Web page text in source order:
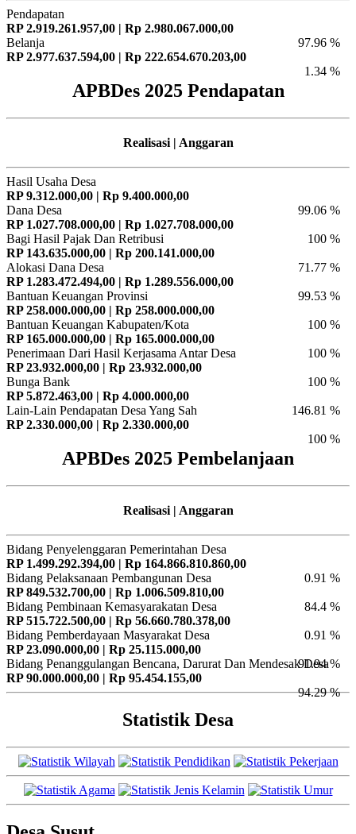
Pendapatan
RP 2.919.261.957,00 | Rp 2.980.067.000,00
97.96 %
Belanja
RP 2.977.637.594,00 | Rp 222.654.670.203,00
1.34 %
APBDes 2025 Pendapatan
Realisasi | Anggaran
Hasil Usaha Desa
RP 9.312.000,00 | Rp 9.400.000,00
99.06 %
Dana Desa
RP 1.027.708.000,00 | Rp 1.027.708.000,00
100 %
Bagi Hasil Pajak Dan Retribusi
RP 143.635.000,00 | Rp 200.141.000,00
71.77 %
Alokasi Dana Desa
RP 1.283.472.494,00 | Rp 1.289.556.000,00
99.53 %
Bantuan Keuangan Provinsi
RP 258.000.000,00 | Rp 258.000.000,00
100 %
Bantuan Keuangan Kabupaten/Kota
RP 165.000.000,00 | Rp 165.000.000,00
100 %
Penerimaan Dari Hasil Kerjasama Antar Desa
RP 23.932.000,00 | Rp 23.932.000,00
100 %
Bunga Bank
RP 5.872.463,00 | Rp 4.000.000,00
146.81 %
Lain-Lain Pendapatan Desa Yang Sah
RP 2.330.000,00 | Rp 2.330.000,00
100 %
APBDes 2025 Pembelanjaan
Realisasi | Anggaran
Bidang Penyelenggaran Pemerintahan Desa
RP 1.499.292.394,00 | Rp 164.866.810.860,00
0.91 %
Bidang Pelaksanaan Pembangunan Desa
RP 849.532.700,00 | Rp 1.006.509.810,00
84.4 %
Bidang Pembinaan Kemasyarakatan Desa
RP 515.722.500,00 | Rp 56.660.780.378,00
0.91 %
Bidang Pemberdayaan Masyarakat Desa
RP 23.090.000,00 | Rp 25.115.000,00
91.94 %
Bidang Penanggulangan Bencana, Darurat Dan Mendesak Desa
RP 90.000.000,00 | Rp 95.454.155,00
94.29 %
Statistik Desa